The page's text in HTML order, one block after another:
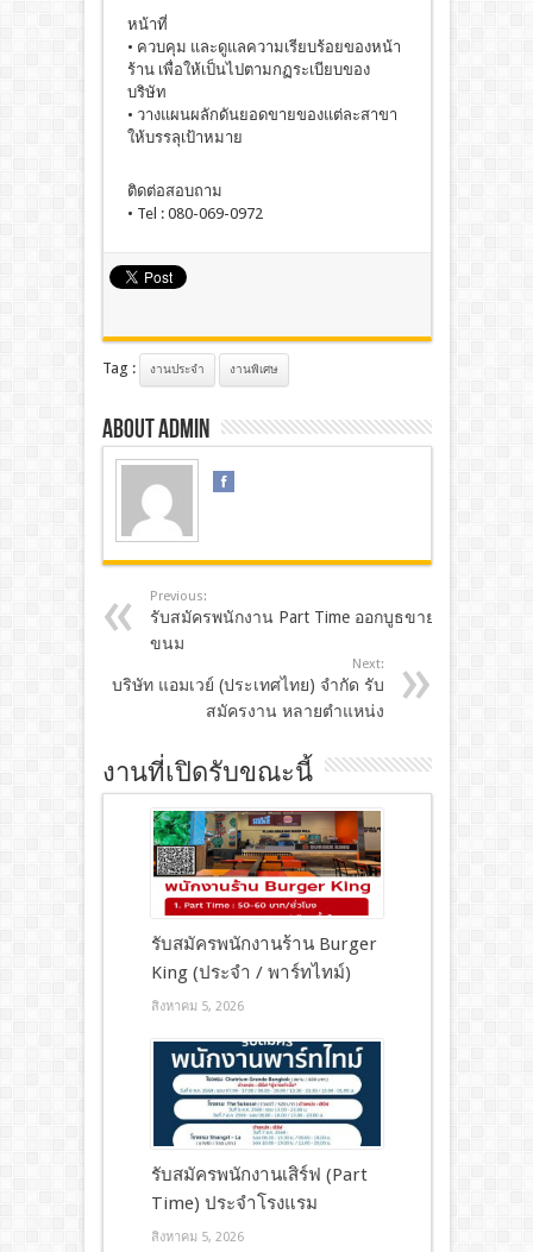
หน้าที่
• ควบคุม และดูแลความเรียบร้อยของหน้า
ร้าน เพื่อให้เป็นไปตามกฏระเบียบของ
บริษัท
• วางแผนผลักดันยอดขายของแต่ละสาขา
ให้บรรลุเป้าหมาย
ติดต่อสอบถาม
• Tel : 080-069-0972
Tag : งานประจํา งานพิเศษ
About admin
Previous:
รับสมัครพนักงาน Part Time ออกบูธขาย
ขนม
Next:
บริษัท แอมเวย์ (ประเทศไทย) จำกัด รับ
สมัครงาน หลายตำแหน่ง
งานที่เปิดรับขณะนี้
รับสมัครพนักงานร้าน Burger
King (ประจำ / พาร์ทไทม์)
สิงหาคม 5, 2026
รับสมัครพนักงานเสิร์ฟ (Part
Time) ประจำโรงแรม
สิงหาคม 5, 2026